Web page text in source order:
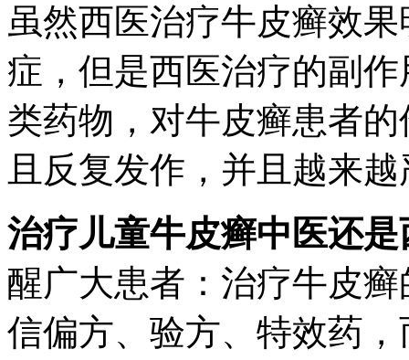
虽然西医治疗牛皮癣效
症，但是西医治疗的副
类药物，对牛皮癣患者
且反复发作，并且越来
治疗儿童牛皮癣中医还是
醒广大患者：治疗牛皮
信偏方、验方、特效药